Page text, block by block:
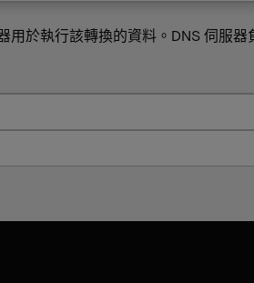
於執行該轉換的資料。DNS 伺服